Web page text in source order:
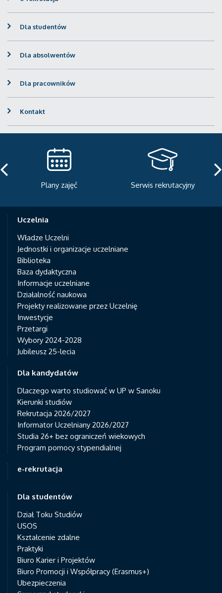
Dla studentów
Dla absolwentów
Dla pracowników
Kontakt
Plany zajęć Serwis rekrutacyjny
Uczelnia
Władze Uczelni
Jednostki i organizacje uczelniane
Biblioteka
Baza dydaktyczna
Informacje uczelniane
Działalność naukowa
Projekty realizowane przez Uczelnię
Inwestycje
Przetargi
Wybory 2024-2028
Jubileusz 25-lecia
Dla kandydatów
Dlaczego warto studiować w UP w Sanoku
Kierunki studiów
Rekrutacja 2026/2027
Informator Uczelniany 2026/2027
Studia 26+ bez ograniczeń wiekowych
Program pomocy stypendialnej
e-rekrutacja
Dla studentów
Dział Toku Studiów
USOS
Kształcenie zdalne
Praktyki
Biuro Karier i Projektów
Biuro Promocji i Współpracy (Erasmus+)
Ubezpieczenia